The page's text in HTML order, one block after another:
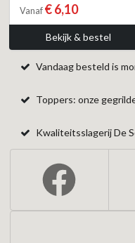
Vanaf € 6,10
Bekijk & bestel
Vandaag besteld is
Toppers: onze
Kwaliteitsslagerij De